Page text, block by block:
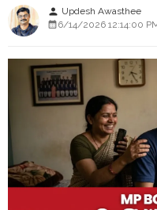
person Updesh Awasthee
6/14/2026 12:14:00